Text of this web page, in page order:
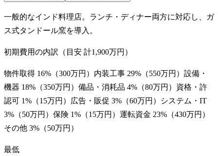
一般的なインド料理店。ランチ・ディナー両方に対応し、ガ
ス式タンドール窯を導入。
初期費用の内訳（目安 計1,900万円 ）
物件取得 16%（300万円 ） 内装工事 29%（550万円 ） 設備・
機器 18%（350万円 ） 備品・消耗品 4%（80万円 ） 資格・許
認可 1%（15万円 ） 広告・販促 3%（60万円 ）
システム・IT
3%（50万円 ） 保険 1%（15万円 ） 運転資金 23%（430万円 ）
その他 3%（50万円 ）
最低